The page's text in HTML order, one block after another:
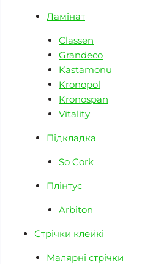
Ламінат
Classen
Grandeco
Kastamonu
Kronopol
Kronospan
Vitality
Підкладка
So Cork
Плінтус
Arbiton
Стрічки клейкі
Малярні стрічки